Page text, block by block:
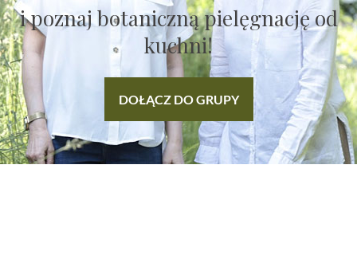
i poznaj botaniczną pielęgnację od
kuchni!
DOŁĄCZ DO GRUPY